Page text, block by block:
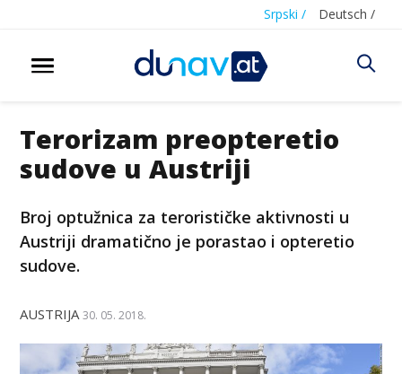
Srpski / Deutsch /
Terorizam preopteretio
sudove u Austriji
Broj optužnica za terorističke aktivnosti u
Austriji dramatično je porastao i opteretio
sudove.
AUSTRIJA 30. 05. 2018.